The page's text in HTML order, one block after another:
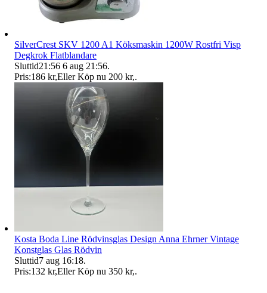
SilverCrest SKV 1200 A1 Köksmaskin 1200W Rostfri Visp
Degkrok Flatblandare
Sluttid21:56 6 aug 21:56.
Pris:186 kr,Eller Köp nu 200 kr,.
Kosta Boda Line Rödvinsglas Design Anna Ehrner Vintage
Konstglas Glas Rödvin
Sluttid7 aug 16:18.
Pris:132 kr,Eller Köp nu 350 kr,.